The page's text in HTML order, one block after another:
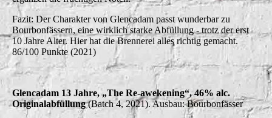
Fazit: Der Charakter von Glencadam passt wunderbar zu
Bourbonfässern, eine wirklich starke Abfüllung - trotz der erst
10 Jahre Alter. Hier hat die Brennerei alles richtig gemacht.
86/100 Punkte (2021)
Glencadam 13 Jahre, „The Re-awekening“, 46% alc.
Originalabfüllung(Batch 4, 2021). Ausbau: Bourbonfässer